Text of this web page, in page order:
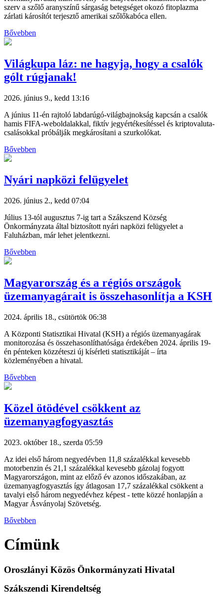
szerv a szőlő aranyszínű sárgaság betegséget okozó fitoplazma
zárlati károsítót terjesztő amerikai szőlőkabóca ellen.
Bővebben
Világkupa láz: ne hagyja, hogy a csalók
gólt rúgjanak!
2026. június 9., kedd 13:16
A június 11-én rajtoló labdarúgó-világbajnokság kapcsán a csalók
hamis FIFA-weboldalakkal, fiktív jegyértékesítéssel és kriptovaluta-
csalásokkal próbálják megkárosítani a szurkolókat.
Bővebben
Nyári napközi felügyelet
2026. június 2., kedd 07:04
Július 13-tól augusztus 7-ig tart a Szákszend Község
Önkormányzata által biztosított nyári napközi felügyelet a
Faluházban, már lehet jelentkezni.
Bővebben
Magyarország és a régiós országok
üzemanyagárait is összehasonlítja a KSH
2024. április 18., csütörtök 06:38
A Központi Statisztikai Hivatal (KSH) a régiós üzemanyagárak
monitorozása és összehasonlíthatósága érdekében 2024. április 19-
én pénteken közzéteszi új kísérleti statisztikáját – írta
közleményében a hivatal.
Bővebben
Közel ötödével csökkent az
üzemanyagfogyasztás
2023. október 18., szerda 05:59
Az idei első három negyedévben 11,8 százalékkal kevesebb
motorbenzin és 21,1 százalékkal kevesebb gázolaj fogyott
Magyarországon, mint az előző év azonos időszakában, az
üzemanyagfogyasztás így átlagosan 17,7 százalékkal csökkent a
tavalyi első három negyedévhez képest - tette közzé honlapján a
Magyar Ásványolaj Szövetség.
Bővebben
Címünk
Oroszlányi Közös Önkormányzati Hivatal
Szákszendi Kirendeltség